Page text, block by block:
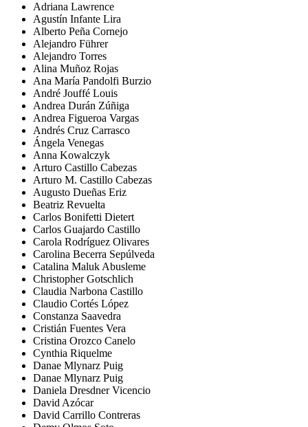
Adriana Lawrence
Agustín Infante Lira
Alberto Peña Cornejo
Alejandro Führer
Alejandro Torres
Alina Muñoz Rojas
Ana María Pandolfi Burzio
André Jouffé Louis
Andrea Durán Zúñiga
Andrea Figueroa Vargas
Andrés Cruz Carrasco
Ángela Venegas
Anna Kowalczyk
Arturo Castillo Cabezas
Arturo M. Castillo Cabezas
Augusto Dueñas Eriz
Beatriz Revuelta
Carlos Bonifetti Dietert
Carlos Guajardo Castillo
Carola Rodríguez Olivares
Carolina Becerra Sepúlveda
Catalina Maluk Abusleme
Christopher Gotschlich
Claudia Narbona Castillo
Claudio Cortés López
Constanza Saavedra
Cristián Fuentes Vera
Cristina Orozco Canelo
Cynthia Riquelme
Danae Mlynarz Puig
Danae Mlynarz Puig
Daniela Dresdner Vicencio
David Azócar
David Carrillo Contreras